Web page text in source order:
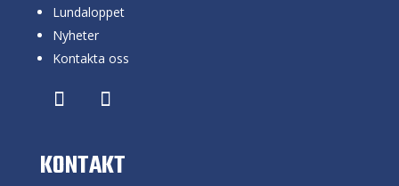
Lundaloppet
Nyheter
Kontakta oss
KONTAKT